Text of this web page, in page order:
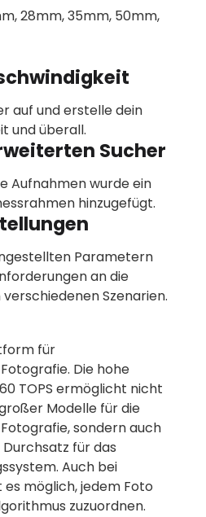
28mm, 35mm, 50mm,
auf und erstelle dein
und überall.
Sucher
Aufnahmen wurde ein
hinzugefügt.
Parametern
an die
Szenarien.
für
Die hohe
TOPS ermöglicht nicht
Modelle für die
sondern auch
für das
Auch bei
möglich, jedem Foto
zuzuordnen.